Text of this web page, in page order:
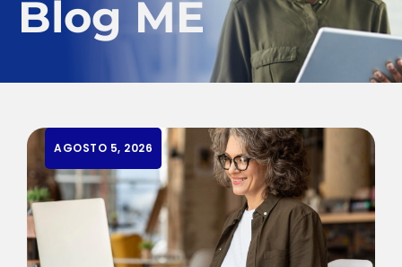
Blog ME
AGOSTO 5, 2026